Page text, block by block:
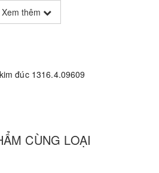
: thanh kim loại mảnh mai chạy
mặt sơn, từ trắng tinh khôi đến gỗ
: độ cứng vượt trội, chịu lực kéo mở
Xem thêm
đúc 1316.4.09609
CÙNG LOẠI